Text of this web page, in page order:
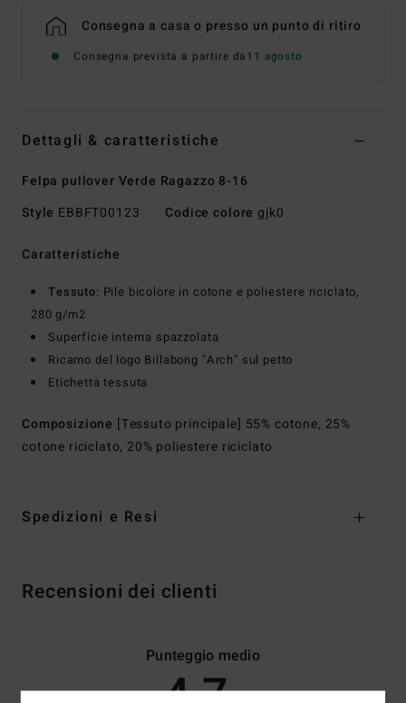
Consegna a casa o presso un punto di ritiro
Consegna prevista a partire da11 agosto
Dettagli & caratteristiche
Felpa pullover Verde Ragazzo 8-16
Style EBBFT00123 Codice colore gjk0
Caratteristiche
Tessuto: Pile bicolore in cotone e poliestere riciclato,
280 g/m2
Superficie interna spazzolata
Ricamo del logo Billabong "Arch" sul petto
Etichetta tessuta
Composizione [Tessuto principale] 55% cotone, 25%
cotone riciclato, 20% poliestere riciclato
Spedizioni e Resi
Recensioni dei clienti
Punteggio medio